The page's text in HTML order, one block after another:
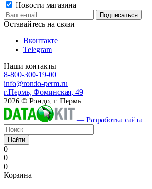
Новости магазина
Оставайтесь на связи
Вконтакте
Telegram
Наши контакты
8-800-300-19-00
info@rondo-perm.ru
г.Пермь, Фоминская, 49
2026 © Рондо, г. Пермь
— Разработка сайта
Найти
0
0
0
Корзина